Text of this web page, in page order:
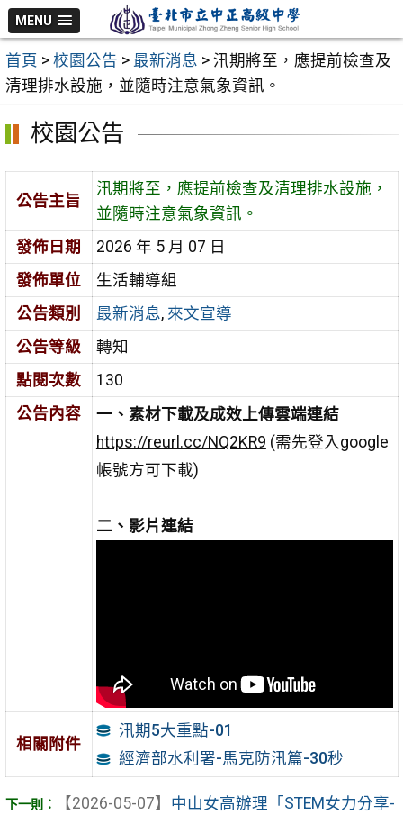
跳
至
主
要
MENU
首頁 > 校園公告 > 最新消息 > 汛期將至，應提前檢查及
清理排水設施，並隨時注意氣象資訊。
校園公告
公告主旨
汛期將至，應提前檢查及清理排水設施，
並隨時注意氣象資訊。
發佈日期
2026 年 5 月 07 日
發佈單位
生活輔導組
公告類別
最新消息, 來文宣導
公告等級
轉知
點閱次數
130
公告內容
一、素材下載及成效上傳雲端連結
https://reurl.cc/NQ2KR9 (需先登入google
帳號方可下載)
二、影片連結
相關附件
汛期5大重點-01
經濟部水利署-馬克防汛篇-30秒
【2026-05-07】 中山女高辦理「STEM女力分享-